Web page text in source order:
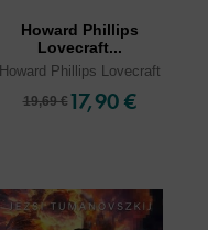
Howard Phillips
Lovecraft...
Howard Phillips Lovecraft
19,69 € 17,90 €